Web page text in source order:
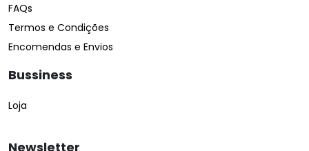
FAQs
Termos e Condições
Encomendas e Envios
Bussiness
Loja
Newsletter